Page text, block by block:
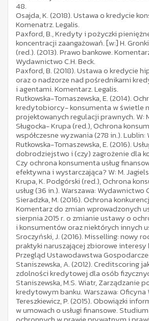
48.
Osajda, K. (2018). Ustawa o kredycie
Komenatrz. Legalis.
Paxford, B., Kredyty i pożyczki
koncentracji zaangażowań. [w:] H.
(red.). (2013). Prawo bankowe.
Wydawnictwo C.H. Beck.
Paxford, B. (2018). Ustawa o kredycie
oraz o nadzorze nad pośrednikami
i agentami. Komentarz. Legalis.
Rutkowska-Tomaszewska, E. (2014).
kredytobiorcy- konsumenta w świetle
projektowanych regulacji prawnych. W:
Sługocka- Krupa (red.), Ochrona
współczesne wyzwania (278 in.).
Rutkowska-Tomaszewska, E. (2016).
dobrodziejstwo i (czy) zagrożenie dla
Czy ochrona konsumenta usług
efektywna i wystarczająca? W: M.
Krupa, K. Podgórski (red.), Ochrona
usług (36 in.). Warszawa: Wydawnictwo
Sieradzka, M. (2016). Ochrona
Komentarz do zmian wprowadzonych
sierpnia 2015 r. o zmianie ustawy o
i konsumentów oraz niektórych innych
Sroczyński, J. (2016). Misselling: nowy
praktyki naruszającej zbiorowe interesy
Przegląd Ustawodawstwa
Staniszewska, A. (2012). Creditscoring
zdolności kredytowej dla osób
Staniszewska, M.S. Wiatr, Zarządzanie
kredytowym banku. Warszawa: Oficyna
Tereszkiewicz, P. (2015). Obowiązki
w umowach o usługi finansowe.